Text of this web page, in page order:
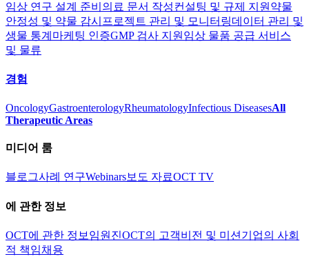
임상 연구 설계 준비 의료 문서 작성컨설팅 및 규제 지원 약물
안정성 및 약물 감시 프로젝트 관리 및 모니터링데이터 관리 및
생물 통계 마케팅 인증GMP 검사 지원 임상 물품 공급 서비스
및 물류
경험
OncologyGastroenterologyRheumatologyInfectious DiseasesAll
Therapeutic Areas
미디어 룸
블로그사례 연구Webinars보도 자료OCT TV
에 관한 정보
OCT에 관한 정보 임원진OCT의 고객비전 및 미션 기업의 사회
적 책임채용